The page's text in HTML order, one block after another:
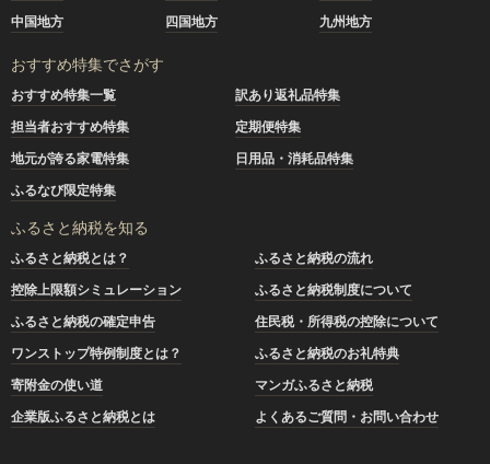
中国地方
四国地方 九州地方
おすすめ特集でさがす
おすすめ特集一覧
訳あり返礼品特集
担当者おすすめ特集
定期便特集
地元が誇る家電特集
日用品・消耗品特集
ふるなび限定特集
ふるさと納税を知る
ふるさと納税とは？
ふるさと納税の流れ
控除上限額シミュレーション
ふるさと納税制度について
ふるさと納税の確定申告
住民税・所得税の控除について
ワンストップ特例制度とは？
ふるさと納税のお礼特典
寄附金の使い道
マンガふるさと納税
企業版ふるさと納税とは
よくあるご質問・お問い合わせ